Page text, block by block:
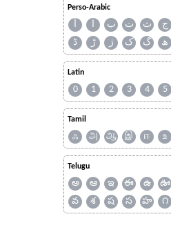
Perso-Arabic
آ ا ب ت ث ج
ڈ
ڑ ژ ک گ ھ
Latin
0 1 2 3 4 5
Tamil
ஃ அ ஆ இ ஈ உ
Telugu
అ ఆ ఇ ఈ ఉ ఊ
వ
శ ష స హ ౧